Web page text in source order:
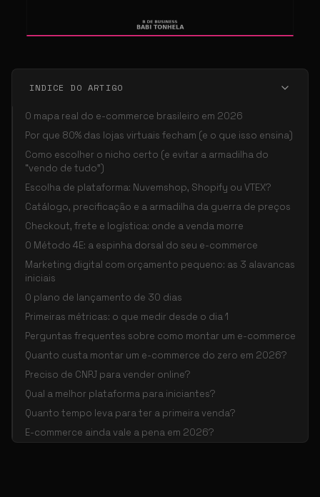
INDICE DO ARTIGO
O mapa real do e-commerce brasileiro em 2026
Por que 80% das lojas virtuais fecham (e o que isso ensina)
Como escolher o nicho certo (e evitar a armadilha do
“vendo de tudo”)
Escolha de plataforma: Nuvemshop, Shopify ou VTEX?
Catálogo, precificação e a armadilha da guerra de preços
Checkout, frete e logística: onde a venda morre
O Método 4E: a espinha dorsal do seu e-commerce
Marketing digital com orçamento pequeno: as 3 alavancas
iniciais
O plano de lançamento de 30 dias
Primeiras métricas: o que medir desde o dia 1
Perguntas frequentes sobre como montar um e-commerce
Quanto custa montar um e-commerce do zero em 2026?
Preciso de CNPJ para vender online?
Qual a melhor plataforma para iniciantes?
Quanto tempo leva para ter a primeira venda?
E-commerce ainda vale a pena em 2026?